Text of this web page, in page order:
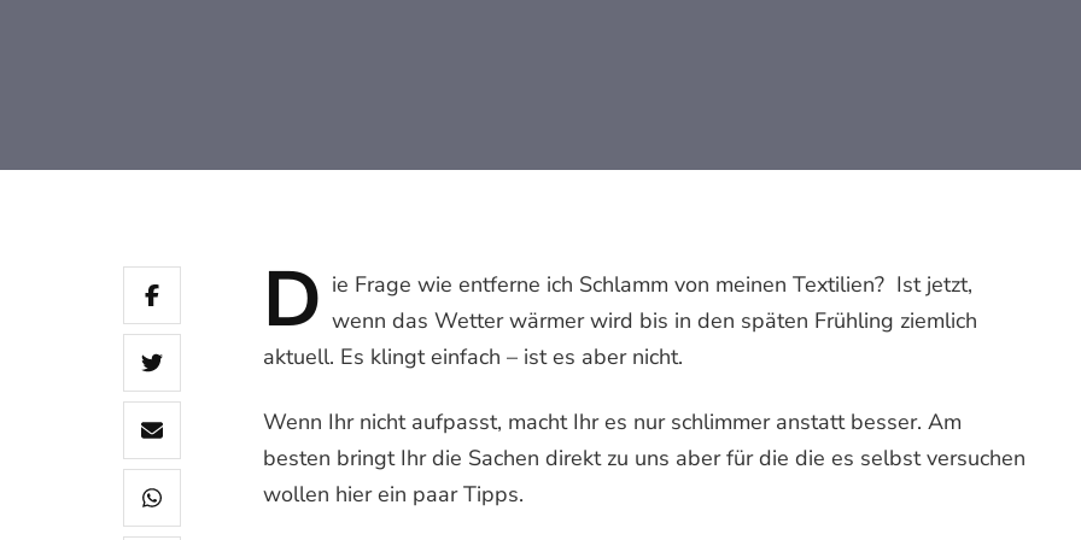
D ie Frage wie entferne ich Schlamm von meinen Textilien? Ist jetzt,
wenn das Wetter wärmer wird bis in den späten Frühling ziemlich
aktuell. Es klingt einfach – ist es aber nicht.
Wenn Ihr nicht aufpasst, macht Ihr es nur schlimmer anstatt besser. Am
besten bringt Ihr die Sachen direkt zu uns aber für die die es selbst versuchen
wollen hier ein paar Tipps.